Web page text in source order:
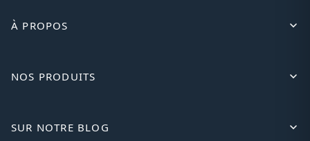
À PROPOS
NOS PRODUITS
SUR NOTRE BLOG